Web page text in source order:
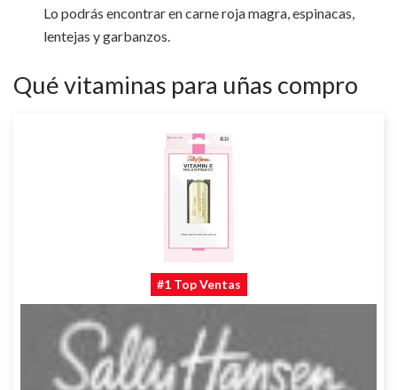
Lo podrás encontrar en carne roja magra, espinacas,
lentejas y garbanzos.
Qué vitaminas para uñas compro
#1 Top Ventas
Sally Hansen Vitamina E Aceite para Uñas y Cutículas